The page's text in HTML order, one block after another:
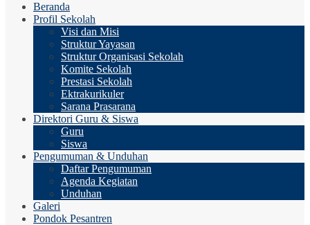
Beranda
Profil Sekolah
Visi dan Misi
Struktur Yayasan
Struktur Organisasi Sekolah
Komite Sekolah
Prestasi Sekolah
Ektrakurikuler
Sarana Prasarana
Direktori Guru & Siswa
Guru
Siswa
Pengumuman & Unduhan
Daftar Pengumuman
Agenda Kegiatan
Unduhan
Galeri
Pondok Pesantren